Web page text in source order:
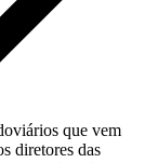
que vem
diretores das